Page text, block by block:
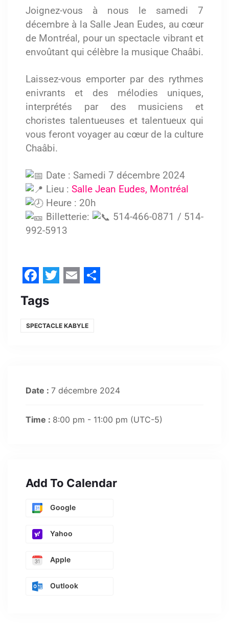
Joignez-vous à nous le samedi 7
décembre à la Salle Jean Eudes, au cœur
de Montréal, pour un spectacle vibrant et
envoûtant qui célèbre la musique Chaâbi.
Laissez-vous emporter par des rythmes
enivrants et des mélodies uniques,
interprétés par des musiciens et
choristes talentueuses et talentueux qui
vous feront voyager au cœur de la culture
Chaâbi.
Date : Samedi 7 décembre 2024
Lieu : Salle Jean Eudes, Montréal
Heure : 20h
Billetterie:
514-466-0871 / 514-
992-5913
Facebook
Tags
SPECTACLE KABYLE
Date : 7 décembre 2024
Time : 8:00 pm - 11:00 pm (UTC-5)
Add To Calendar
Google
Yahoo
Apple
Outlook